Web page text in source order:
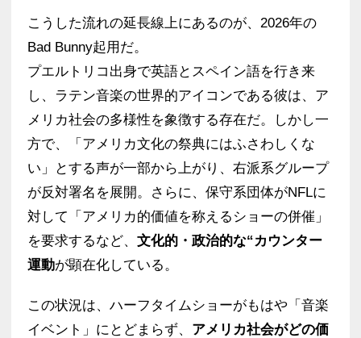
こうした流れの延長線上にあるのが、2026年の
Bad Bunny起用だ。
プエルトリコ出身で英語とスペイン語を行き来
し、ラテン音楽の世界的アイコンである彼は、ア
メリカ社会の多様性を象徴する存在だ。しかし一
方で、「アメリカ文化の祭典にはふさわしくな
い」とする声が一部から上がり、右派系グループ
が反対署名を展開。さらに、保守系団体がNFLに
対して「アメリカ的価値を称えるショーの併催」
を要求するなど、 文化的・政治的な“カウンター
運動が顕在化している。
この状況は、ハーフタイムショーがもはや「音楽
イベント」にとどまらず、 アメリカ社会がどの価